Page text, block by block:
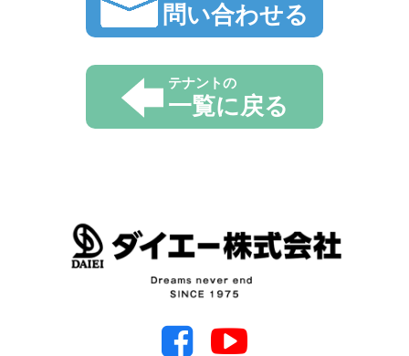
問い合わせる
テナントの
一覧に戻る